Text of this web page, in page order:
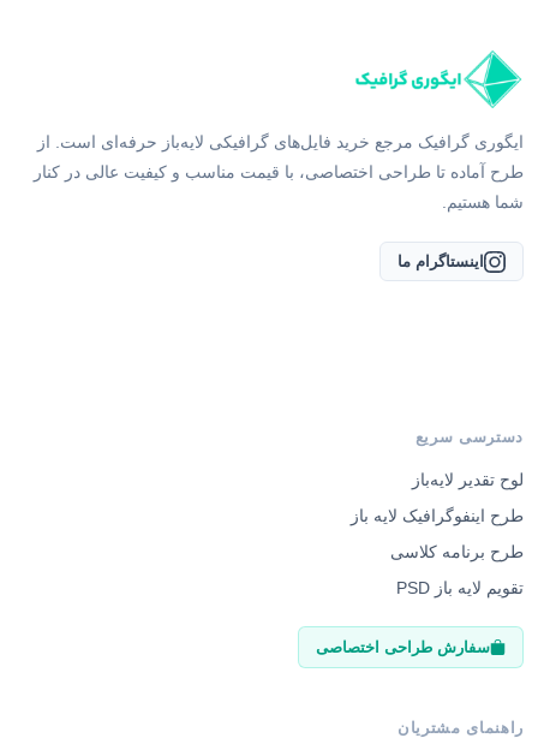
ایگوری گرافیک مرجع خرید فایل‌های گرافیکی لایه‌باز حرفه‌ای است. از
طرح آماده تا طراحی اختصاصی، با قیمت مناسب و کیفیت عالی در کنار
شما هستیم.
اینستاگرام ما
دسترسی سریع
لوح تقدیر لایه‌باز
طرح اینفوگرافیک لایه باز
طرح برنامه کلاسی
تقویم لایه باز PSD
سفارش طراحی اختصاصی
راهنمای مشتریان